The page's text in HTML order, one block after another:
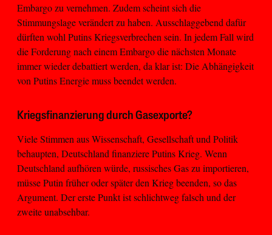
Embargo zu vernehmen. Zudem scheint sich die
Stimmungslage verändert zu haben. Ausschlaggebend dafür
dürften wohl Putins Kriegsverbrechen sein. In jedem Fall wird
die Forderung nach einem Embargo die nächsten Monate
immer wieder debattiert werden, da klar ist: Die Abhängigkeit
von Putins Energie muss beendet werden.
Kriegsfinanzierung durch Gasexporte?
Viele Stimmen aus Wissenschaft, Gesellschaft und Politik
behaupten, Deutschland finanziere Putins Krieg. Wenn
Deutschland aufhören würde, russisches Gas zu importieren,
müsse Putin früher oder später den Krieg beenden, so das
Argument. Der erste Punkt ist schlichtweg falsch und der
zweite unabsehbar.